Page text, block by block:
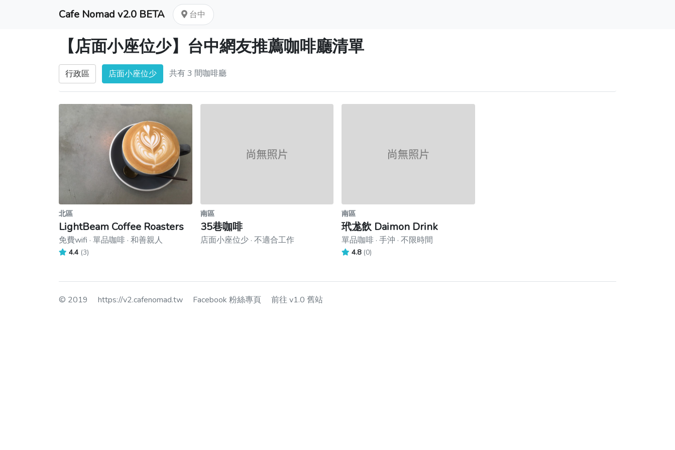
Cafe Nomad v2.0 BETA 台中
【店面小座位少】台中網友推薦咖啡廳清單
行政區 店面小座位少 共有 3 間咖啡廳
北區
LightBeam Coffee Roasters
免費wifi · 單品咖啡 · 和善親人
4.4 (3)
南區
35巷咖啡
店面小座位少 · 不適合工作
南區
玳尨飲 Daimon Drink
單品咖啡 · 手沖 · 不限時間
4.8 (0)
© 2019 https://v2.cafenomad.tw Facebook 粉絲專頁 前往 v1.0 舊站